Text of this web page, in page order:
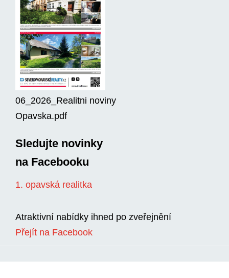
06_2026_Realitni noviny
Opavska.pdf
Sledujte novinky
na Facebooku
1. opavská realitka
Atraktivní nabídky ihned po zveřejnění
Přejít na Facebook